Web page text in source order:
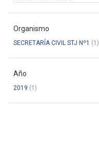
Organismo
SECRETARÍA CIVIL STJ Nº1 (1)
Año
2019 (1)